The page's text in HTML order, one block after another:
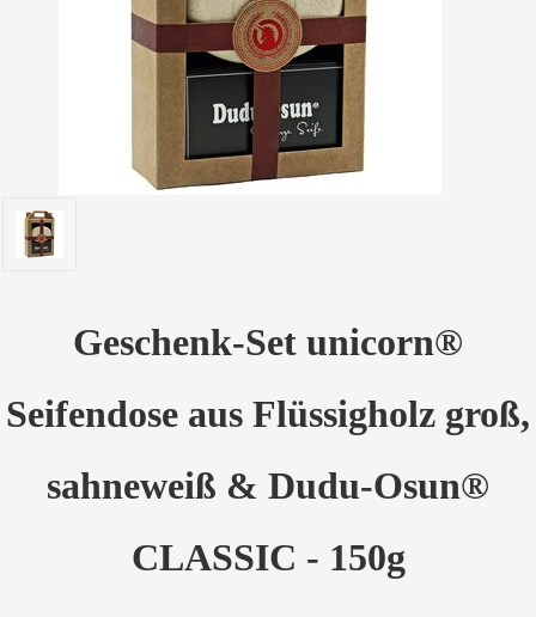
Geschenk-Set unicorn®
Seifendose aus Flüssigholz groß,
sahneweiß & Dudu-Osun®
CLASSIC - 150g